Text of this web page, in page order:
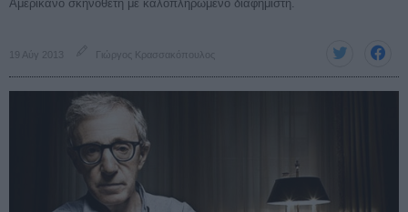
Αμερικάνο σκηνοθέτη με καλοπληρωμένο διαφημιστή.
19 Αύγ 2013 Γιώργος Κρασσακόπουλος